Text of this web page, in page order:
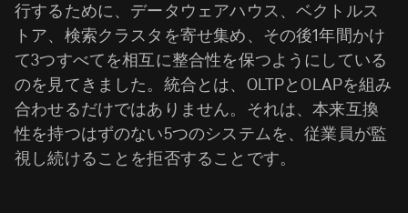
行するために、データウェアハウス、ベクトルス
トア、検索クラスタを寄せ集め、その後1年間かけ
て3つすべてを相互に整合性を保つようにしている
のを見てきました。統合とは、OLTPとOLAPを組み
合わせるだけではありません。それは、本来互換
性を持つはずのない5つのシステムを、従業員が監
視し続けることを拒否することです。